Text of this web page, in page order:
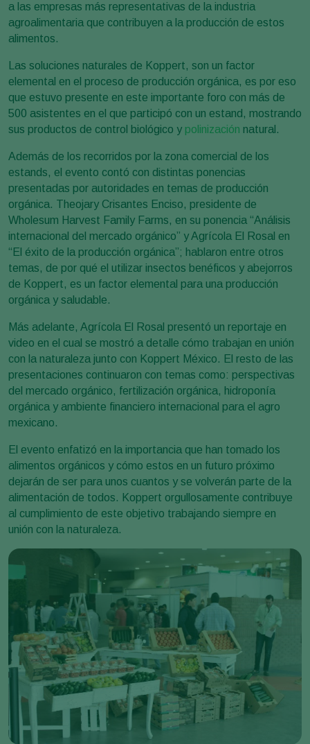
a las empresas más representativas de la industria
agroalimentaria que contribuyen a la producción de estos
alimentos.
Las soluciones naturales de Koppert, son un factor
elemental en el proceso de producción orgánica, es por eso
que estuvo presente en este importante foro con más de
500 asistentes en el que participó con un estand, mostrando
sus productos de control biológico y polinización natural.
Además de los recorridos por la zona comercial de los
estands, el evento contó con distintas ponencias
presentadas por autoridades en temas de producción
orgánica. Theojary Crisantes Enciso, presidente de
Wholesum Harvest Family Farms, en su ponencia “Análisis
internacional del mercado orgánico” y Agrícola El Rosal en
“El éxito de la producción orgánica”; hablaron entre otros
temas, de por qué el utilizar insectos benéficos y abejorros
de Koppert, es un factor elemental para una producción
orgánica y saludable.
Más adelante, Agrícola El Rosal presentó un reportaje en
video en el cual se mostró a detalle cómo trabajan en unión
con la naturaleza junto con Koppert México. El resto de las
presentaciones continuaron con temas como: perspectivas
del mercado orgánico, fertilización orgánica, hidroponía
orgánica y ambiente financiero internacional para el agro
mexicano.
El evento enfatizó en la importancia que han tomado los
alimentos orgánicos y cómo estos en un futuro próximo
dejarán de ser para unos cuantos y se volverán parte de la
alimentación de todos. Koppert orgullosamente contribuye
al cumplimiento de este objetivo trabajando siempre en
unión con la naturaleza.